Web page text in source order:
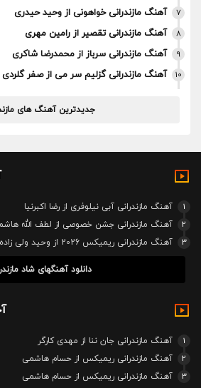
7 آهنگ مازندرانی خواهونی از وحید حیدری
8 آهنگ مازندرانی تقصیر از رامین مهری
9 آهنگ مازندرانی سرباز از محمدرضا شاکری
10 آهنگ مازندرانی گزلیم سر می از صفر گلردی
جدیدترین آهنگ های
1
آهنگ مازندرانی آبی نیلوفری از رضا اکبرنیا
2
آهنگ مازندرانی جشن خصوصی از لطف الله هاشم
3
آهنگ مازندرانی ریمیکس 2026 از وحید ولی زاده
دانلود آهنگهای شاد
1
آهنگ مازندرانی جان ننا از مهدی کارگر
2
آهنگ مازندرانی ریمیکس از حسام هاشمی
3
آهنگ مازندرانی ریمیکس از حسام هاشمی